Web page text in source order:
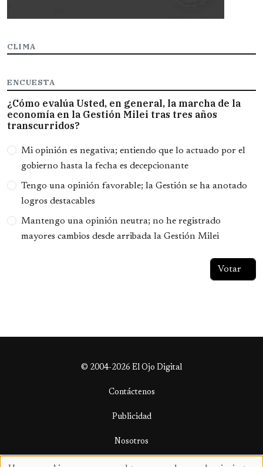
CLIMA
ENCUESTA
¿Cómo evalúa Usted, en general, la marcha de la
economía en la Gestión Milei tras tres años
transcurridos?
Opciones
Mi opinión es negativa; entiendo que lo actuado por el
gobierno hasta la fecha es decepcionante
Tengo una opinión favorable; la Gestión se ha anotado
logros destacables
Mantengo una opinión neutra; no he registrado
mayores cambios desde arribada la Gestión Milei
© 2004-2026 El Ojo Digital
Contáctenos
Publicidad
Nosotros